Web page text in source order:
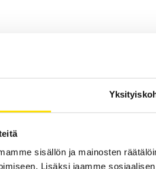
sisällön ja mainosten
Lisäksi jaamme